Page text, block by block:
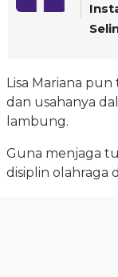
Lisa Mariana
dan usahanya
lambung.
Guna menjaga
disiplin olahraga